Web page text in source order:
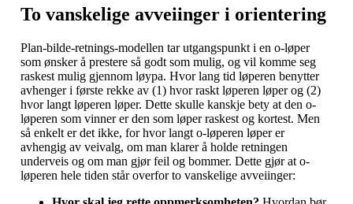
To vanskelige avveiinger i orientering
Plan-bilde-retnings-modellen tar utgangspunkt i en o-løper
som ønsker å prestere så godt som mulig, og vil komme seg
raskest mulig gjennom løypa. Hvor lang tid løperen benytter
avhenger i første rekke av (1) hvor raskt løperen løper og (2)
hvor langt løperen løper. Dette skulle kanskje bety at den o-
løperen som vinner er den som løper raskest og kortest. Men
så enkelt er det ikke, for hvor langt o-løperen løper er
avhengig av veivalg, om man klarer å holde retningen
underveis og om man gjør feil og bommer. Dette gjør at o-
løperen hele tiden står overfor to vanskelige avveiinger: